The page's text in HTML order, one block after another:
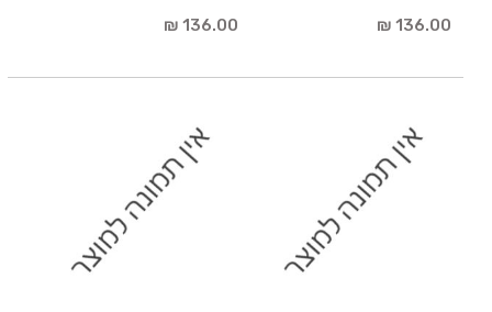
136.00 ₪
136.00 ₪